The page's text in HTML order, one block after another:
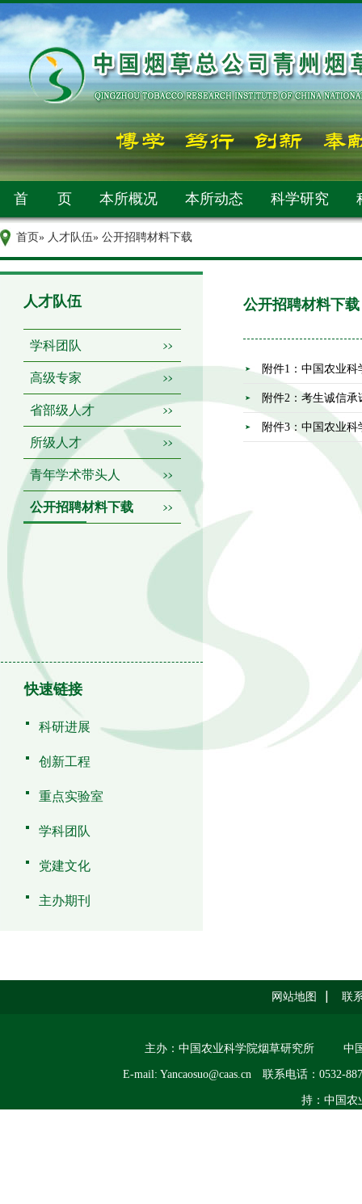
首 页 本所概况 本所动态 科学研究
首页» 人才队伍» 公开招聘材料下载
人才队伍
学科团队
高级专家
省部级人才
所级人才
青年学术带头人
公开招聘材料下载
快速链接
科研进展
创新工程
重点实验室
学科团队
党建文化
主办期刊
公开招聘材料下载
附件1：中国农业
附件2：考生诚信承
附件3：中国农业
网站地图 联
主办：中国农业科学院烟草研究所 中
E-mail: Yancaosuo@caas.cn 联系电话：0532-
持：中国农